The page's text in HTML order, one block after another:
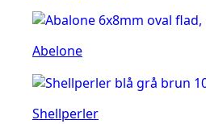
Abelone
Shellperler